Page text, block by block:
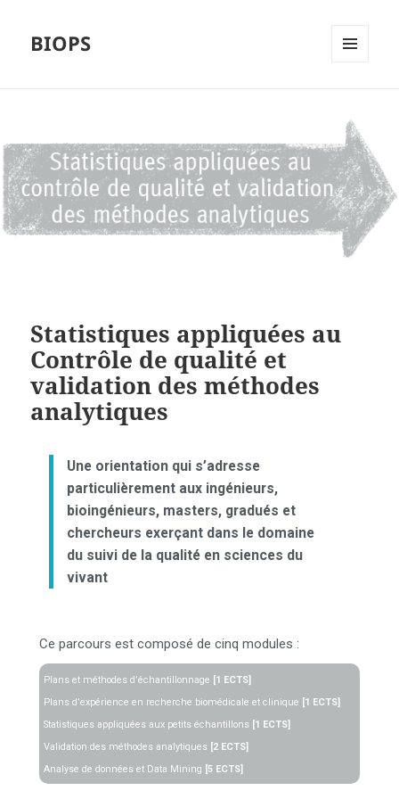
BIOPS
Statistiques appliquées au
Contrôle de qualité et
validation des méthodes
analytiques
Une orientation qui s’adresse
particulièrement aux ingénieurs,
bioingénieurs, masters, gradués et
chercheurs exerçant dans le domaine
du suivi de la qualité en sciences du
vivant
Ce parcours est composé de cinq modules :
Plans et méthodes d’échantillonnage [1 ECTS]
Plans d’expérience en recherche biomédicale et clinique [1 ECTS]
Statistiques appliquées aux petits échantillons [1 ECTS]
Validation des méthodes analytiques [2 ECTS]
Analyse de données et Data Mining [5 ECTS]